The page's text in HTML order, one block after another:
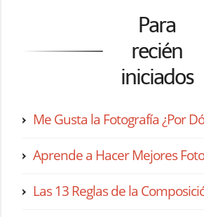
Para
recién
iniciados
Me Gusta la Fotografía ¿Por
Aprende a Hacer Mejores
Las 13 Reglas de la